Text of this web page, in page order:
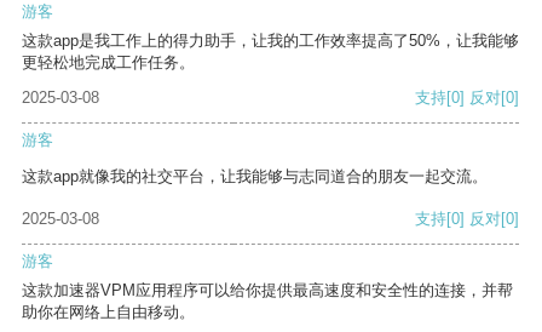
游客
这款app是我工作上的得力助手，让我的工作效率提高了50%，让我能够
更轻松地完成工作任务。
2025-03-08
支持[0] 反对[0]
游客
这款app就像我的社交平台，让我能够与志同道合的朋友一起交流。
2025-03-08 支持[0] 反对[0]
游客
这款加速器VPM应用程序可以给你提供最高速度和安全性的连接，并帮
助你在网络上自由移动。